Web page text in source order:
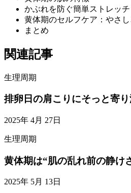
かぶれを防ぐ簡単ストレッ
黄体期のセルフケア：やさ
まとめ
関連記事
生理周期
排卵日の肩こりにそっと寄
2025年 4月 27日
生理周期
黄体期は“肌の乱れ前の静け
2025年 5月 13日